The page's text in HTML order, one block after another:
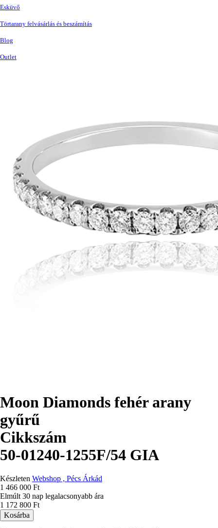
Esküvő
Törtarany felvásárlás és beszámítás
Blog
Outlet
Moon Diamonds fehér arany
gyűrű
Cikkszám
50-01240-1255F/54 GIA
Készleten Webshop , Pécs Árkád
1 466 000 Ft
Elmúlt 30 nap legalacsonyabb ára
1 172 800 Ft